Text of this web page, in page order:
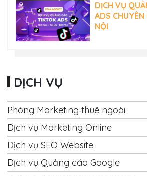
DỊCH VỤ
ADS CHUYÊN
NỘI
DỊCH VỤ
Phòng Marketing thuê ngoài
Dịch vụ Marketing Online
Dịch vụ SEO Website
Dịch vụ Quảng cáo Google